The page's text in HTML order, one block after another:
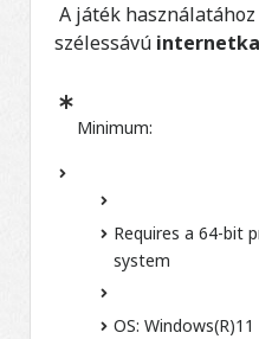
A játék használatához
szélessávú
Minimum:
Requires a 64-bit
system
OS: Windows(R)11